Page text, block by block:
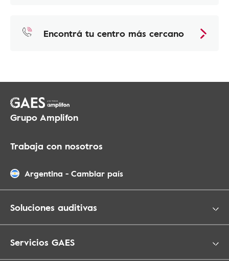
Encontrá tu centro más cercano
Grupo Amplifon
Trabaja con nosotros
Argentina - Cambiar país
Soluciones auditivas
Servicios GAES